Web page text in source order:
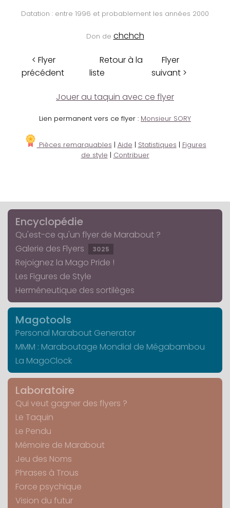
Datation : entre 1996 et probablement les années 2000
Don de chchch
< Flyer
précédent
Retour à la
liste
Flyer
suivant >
Jouer au taquin avec ce flyer
Lien permanent vers ce flyer : Monsieur SORY
Pièces remarquables | Aide | Statistiques | Figures
de style | Contribuer
Encyclopédie
Qu'est-ce qu'un flyer de Marabout ?
Galerie des Flyers
3025
Rejoignez la Mago Pride !
Les Figures de Style
Herméneutique des sortilèges
Magotools
Personal Marabout Generator
MMM : Maraboutage Mondial de Mégabambou
La MagoClock
Laboratoire
Qui veut gagner des flyers ?
Le Taquin
Le Pendu
Mémoire de Marabout
Jeu des Noms
Phrases à Trous
Force psychique
Vision du futur